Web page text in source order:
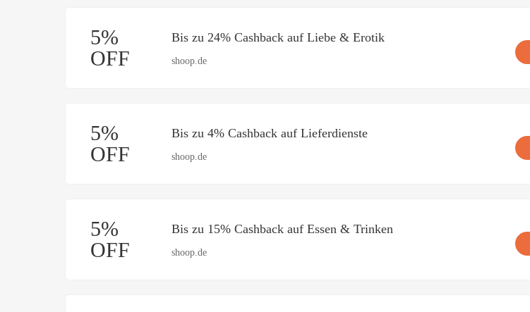
5%
OFF
Bis zu 24% Cashback auf Liebe & Erotik
shoop.de
5%
OFF
Bis zu 4% Cashback auf Lieferdienste
shoop.de
5%
OFF
Bis zu 15% Cashback auf Essen & Trinken
shoop.de